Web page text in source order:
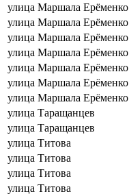
улица Маршала Ерёменко
улица Маршала Ерёменко
улица Маршала Ерёменко
улица Маршала Ерёменко
улица Маршала Ерёменко
улица Маршала Ерёменко
улица Маршала Ерёменко
улица Таращанцев
улица Таращанцев
улица Титова
улица Титова
улица Титова
улица Титова